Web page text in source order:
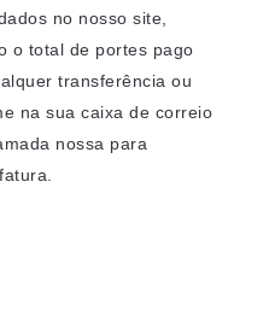
no nosso site,
o total de portes pago
transferência ou
na sua caixa de correio
nossa para